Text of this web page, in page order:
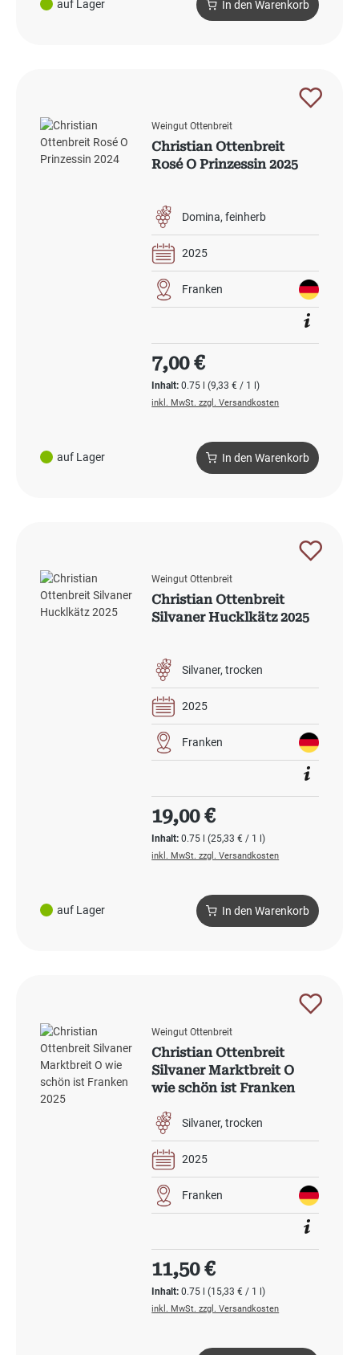
auf Lager In den Warenkorb
auf Lager
Weingut Ottenbreit
Christian Ottenbreit
Rosé O Prinzessin 2025
Domina feinherb
2025
Franken
Inhalt:0.75 l(9,33 € / 1 l)
Regulärer Preis:
7,00 €
inkl. MwSt. zzgl. Versandkosten
In den Warenkorb
auf Lager
Weingut Ottenbreit
Christian Ottenbreit
Silvaner Hucklkätz 2025
Silvaner trocken
2025
Franken
Inhalt:0.75 l(25,33 € / 1 l)
Regulärer Preis:
19,00 €
inkl. MwSt. zzgl. Versandkosten
In den Warenkorb
Weingut Ottenbreit
Christian Ottenbreit
Silvaner Marktbreit O
wie schön ist Franken
Silvaner trocken
2025
Franken
Inhalt:0.75 l(15,33 € / 1 l)
Regulärer Preis:
11,50 €
inkl. MwSt. zzgl. Versandkosten